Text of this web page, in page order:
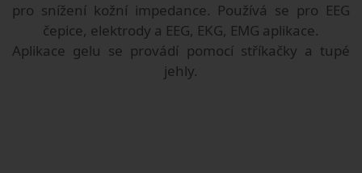
pro snížení kožní impedance. Používá se pro EEG
čepice, elektrody a EEG, EKG, EMG aplikace.
Aplikace gelu se provádí pomocí stříkačky a tupé
jehly.